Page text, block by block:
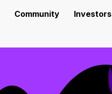
Community Investors